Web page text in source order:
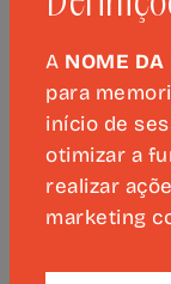
24 abr
21h
A NOME DA
para
início de
otimizar a
realizar
marketing